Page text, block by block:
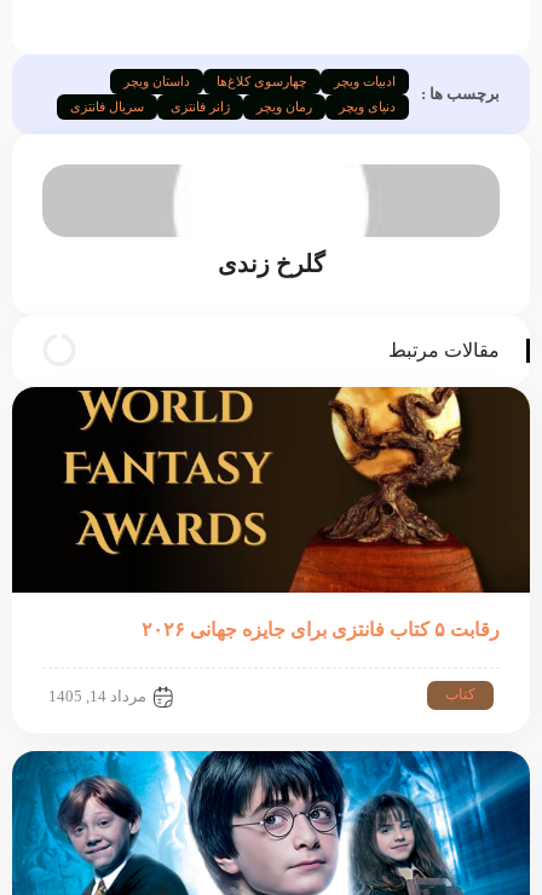
برچسب ها :
ادبیات ویچر چهارسوی کلاغ‌ها
داستان ویچر
دنیای ویچر
رمان ویچر ژانر فانتزی سریال فانتزی
گلرخ زندی
مقالات مرتبط
رقابت ۵ کتاب فانتزی برای جایزه جهانی ۲۰۲۶
کتاب مرداد 14, 1405